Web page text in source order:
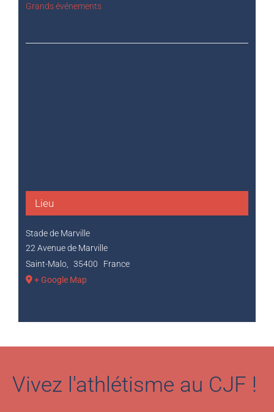
Grands événements
Lieu
Stade de Marville
22 Avenue de Marville
Saint-Malo, 35400
France
+ Google Map
Vivez l'athlétisme au CJF !